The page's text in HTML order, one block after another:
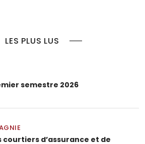
LES PLUS LUS
semestre 2026
courtiers d’assurance et de